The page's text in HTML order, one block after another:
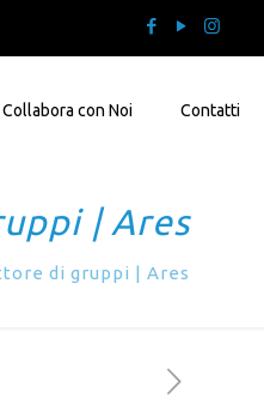
Collabora con Noi Contatti
| Ares
di gruppi | Ares